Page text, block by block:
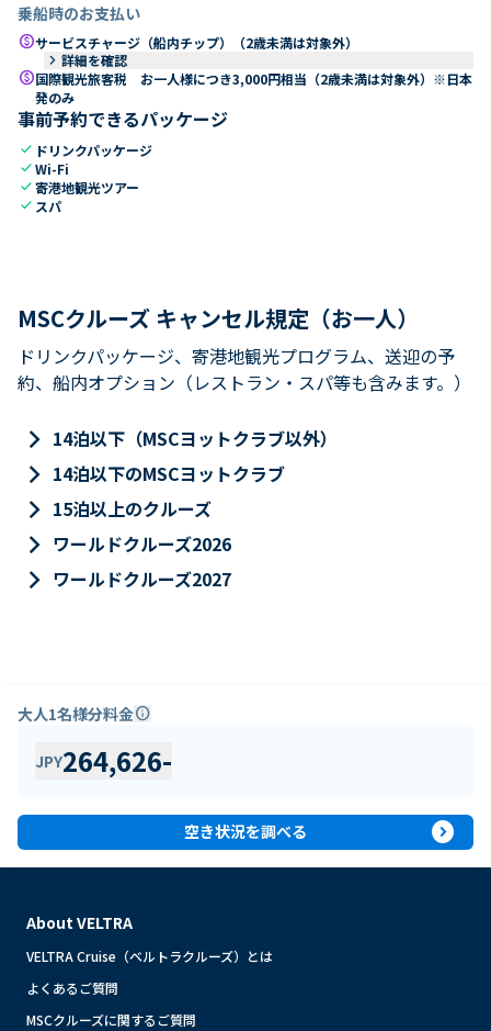
乗船時のお支払い
paidサービスチャージ（船内チップ）（2歳未満は対象外）
keyboard_arrow_right 詳細を確認
paid国際観光旅客税 お一人様につき3,000円相当（2歳未満は対象外）※日本
発のみ
事前予約できるパッケージ
check ドリンクパッケージ
checkWi-Fi
check寄港地観光ツアー
check スパ
MSCクルーズ キャンセル規定（お一人）
ドリンクパッケージ、寄港地観光プログラム、送迎の予
約、船内オプション（レストラン・スパ等も含みます。）
keyboard_arrow_right 14泊以下（MSCヨットクラブ以外）
keyboard_arrow_right 14泊以下のMSCヨットクラブ
keyboard_arrow_right 15泊以上のクルーズ
keyboard_arrow_right ワールドクルーズ2026
keyboard_arrow_right ワールドクルーズ2027
大人1名様分料金info
JPY264,626-
空き状況を調べる expand_circle_right
About VELTRA
VELTRA Cruise（ベルトラクルーズ）とは
よくあるご質問
MSCクルーズに関するご質問